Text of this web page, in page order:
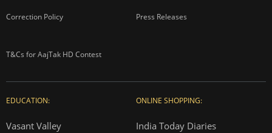
Correction Policy Press Releases
T&Cs for AajTak HD Contest
EDUCATION:
Vasant Valley
ONLINE SHOPPING:
India Today Diaries